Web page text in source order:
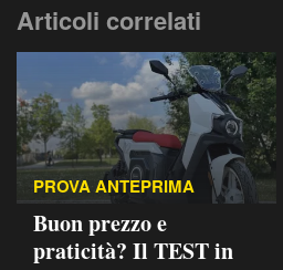
Articoli correlati
PROVA ANTEPRIMA
Buon prezzo e
praticità? Il TEST in